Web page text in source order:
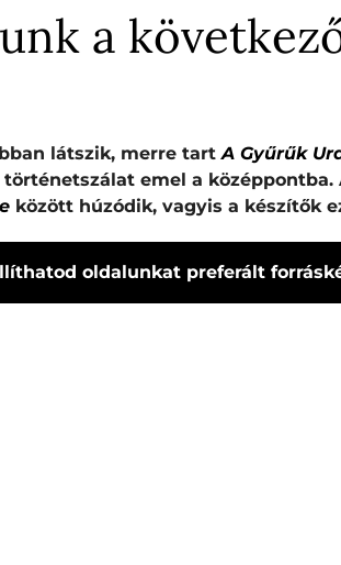
a
látszik, merre tartA Gyűrűk
emel a középpontba.
között húzódik, vagyis a készítők
oldalunkat preferált